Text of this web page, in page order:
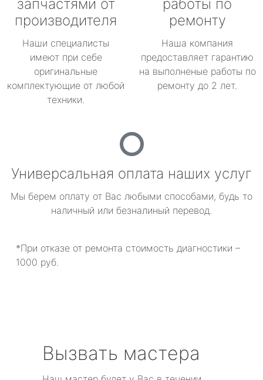
запчастями от
производителя
Наши специалисты
имеют при себе
оригинальные
комплектующие от любой
техники.
работы по
ремонту
Наша компания
предоставляет гарантию
на выполненые работы по
ремонту до 2 лет.
Универсальная оплата наших услуг
Мы берем оплату от Вас любыми способами, будь то
наличный или безналиный перевод.
*При отказе от ремонта стоимость диагностики –
1000 руб.
Вызвать мастера